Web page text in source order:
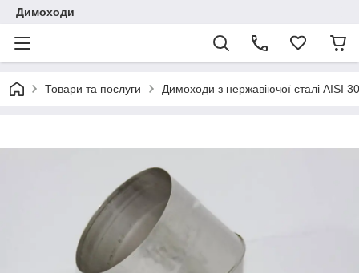
Димоходи
Товари та послуги Димоходи з нержавіючої сталі